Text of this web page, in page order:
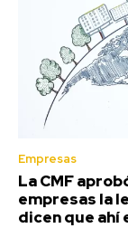
Empresas
La CMF
empresas la
dicen que